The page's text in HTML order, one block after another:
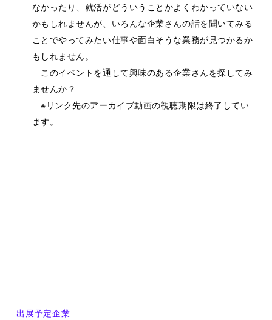
企業からのメッセージへ
情報を収集することが大切です。その上で、開示されてい
なかったり、就活がどういうことかよくわかっていない
かもしれませんが、いろんな企業さんの話を聞いてみる
ことでやってみたい仕事や面白そうな業務が見つかるか
もしれません。
このイベントを通して興味のある企業さんを探してみ
ませんか？
※リンク先のアーカイブ動画の視聴期限は終了してい
ます。
出展予定企業